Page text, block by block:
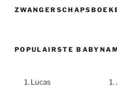
POPULAIRSTE
Lucas